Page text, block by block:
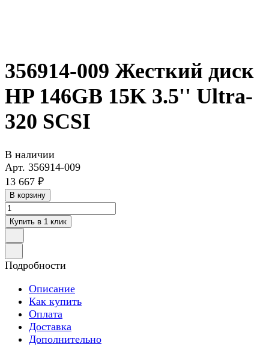
356914-009 Жесткий диск
HP 146GB 15K 3.5'' Ultra-
320 SCSI
В наличии
Арт. 356914-009
13 667 ₽
В корзину
Купить в 1 клик
Подробности
Описание
Как купить
Оплата
Доставка
Дополнительно